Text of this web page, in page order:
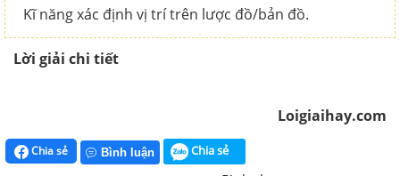
Kĩ năng xác định vị trí trên lược đồ/bản đồ.
Lời giải chi tiết
Loigiaihay.com
Chia sẻ Bình luận Chia sẻ